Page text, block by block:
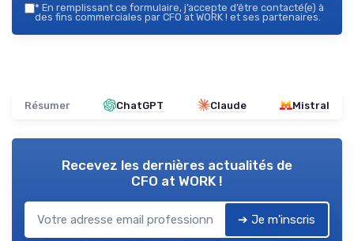
* En remplissant ce formulaire, j’accepte d’être contacté(e) à
des fins commerciales par CFO at WORK ! et ses partenaires.
Résumer ChatGPT Claude Mistral
Recevez les dernières actualités de
CFO at WORK !
➔ Je m'inscris